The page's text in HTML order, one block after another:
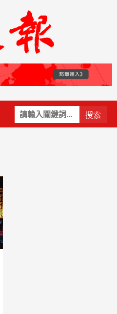
關
鍵
Primary
Menu